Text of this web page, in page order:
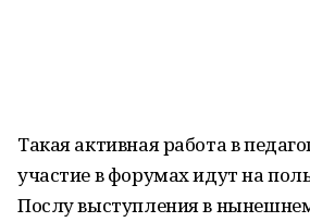
Такая активная работа в
участие в форумах идут на
Послу выступления в